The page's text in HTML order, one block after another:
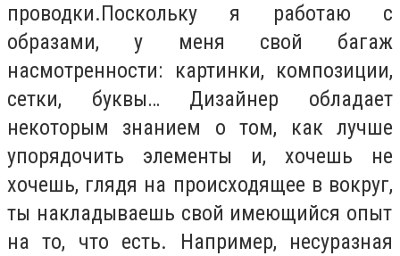
проводки.Поскольку я работаю с
образами, у меня свой багаж
насмотренности: картинки, композиции,
сетки, буквы… Дизайнер обладает
некоторым знанием о том, как лучше
упорядочить элементы и, хочешь не
хочешь, глядя на происходящее в вокруг,
ты накладываешь свой имеющийся опыт
на то, что есть. Например, несуразная